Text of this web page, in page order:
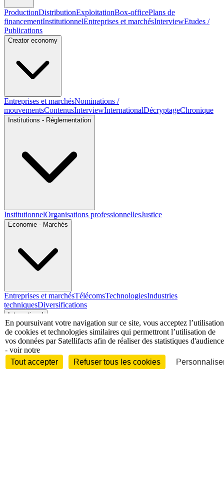
ProductionDistributionExploitationBox-officePlans de
financementInstitutionnelEntreprises et marchésInterviewEtudes /
Publications
Creator economy
Entreprises et marchésNominations /
mouvementsContenusInterviewInternationalDécryptageChronique
Institutions - Réglementation
InstitutionnelOrganisations professionnellesJustice
Economie - Marchés
Entreprises et marchésTélécomsTechnologiesIndustries
techniquesDiversifications
International
International
Personnalités
En poursuivant votre navigation sur ce site, vous acceptez l’utilisation
de cookies et technologies similaires qui permettront l’utilisation de
vos données par Satellifacts afin de réaliser des statistiques d'audience
- voir notre
Tout accepter
Refuser tous les cookies